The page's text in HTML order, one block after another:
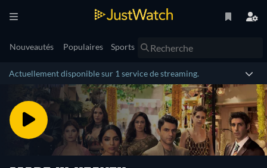
Nouveautés Populaires Sports
Actuellement disponible sur 1 service de streaming.